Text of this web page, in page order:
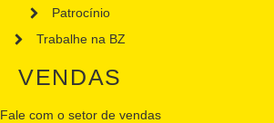
Patrocínio
Trabalhe na BZ
VENDAS
Fale com o setor de vendas